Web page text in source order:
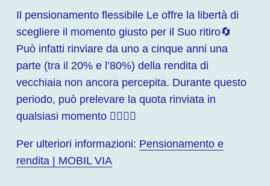
Il pensionamento flessibile Le offre la libertà di
scegliere il momento giusto per il Suo ritiro🔄
Può infatti rinviare da uno a cinque anni una
parte (tra il 20% e l’80%) della rendita di
vecchiaia non ancora percepita. Durante questo
periodo, può prelevare la quota rinviata in
qualsiasi momento 🙋‍♂️🙋‍♀️
Per ulteriori informazioni: Pensionamento e
rendita | MOBIL VIA